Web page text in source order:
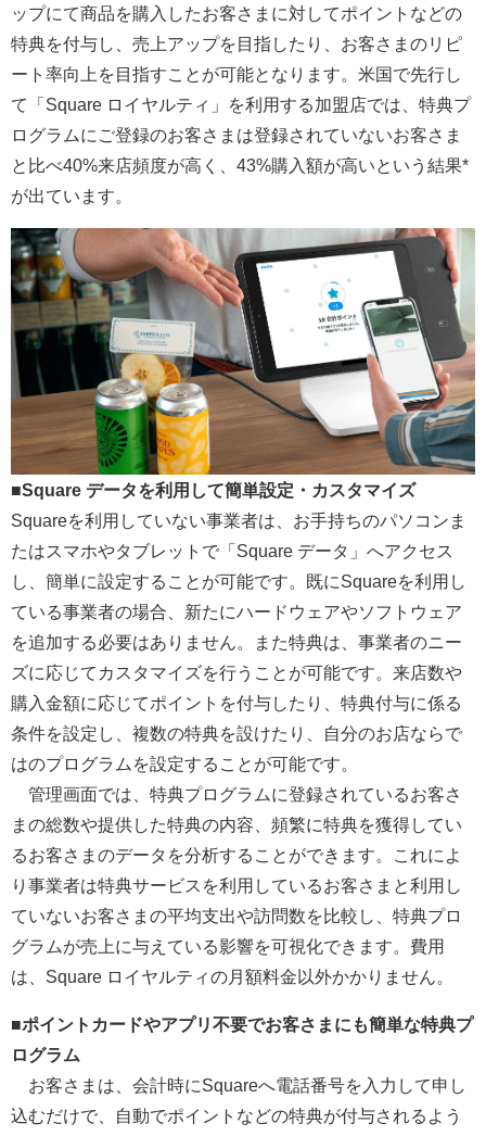
ップにて商品を購入したお客さまに対してポイントなどの
特典を付与し、売上アップを目指したり、お客さまのリピ
ート率向上を目指すことが可能となります。米国で先行し
て「Square ロイヤルティ」を利用する加盟店では、特典プ
ログラムにご登録のお客さまは登録されていないお客さま
と比べ40%来店頻度が高く、43%購入額が高いという結果*
が出ています。
■Square データを利用して簡単設定・カスタマイズ
Squareを利用していない事業者は、お手持ちのパソコンま
たはスマホやタブレットで「Square データ」へアクセス
し、簡単に設定することが可能です。既にSquareを利用し
ている事業者の場合、新たにハードウェアやソフトウェア
を追加する必要はありません。また特典は、事業者のニー
ズに応じてカスタマイズを行うことが可能です。来店数や
購入金額に応じてポイントを付与したり、特典付与に係る
条件を設定し、複数の特典を設けたり、自分のお店ならで
はのプログラムを設定することが可能です。
管理画面では、特典プログラムに登録されているお客さ
まの総数や提供した特典の内容、頻繁に特典を獲得してい
るお客さまのデータを分析することができます。これによ
り事業者は特典サービスを利用しているお客さまと利用し
ていないお客さまの平均支出や訪問数を比較し、特典プロ
グラムが売上に与えている影響を可視化できます。費用
は、Square ロイヤルティの月額料金以外かかりません。
■ポイントカードやアプリ不要でお客さまにも簡単な特典プ
ログラム
お客さまは、会計時にSquareへ電話番号を入力して申し
込むだけで、自動でポイントなどの特典が付与されるよう